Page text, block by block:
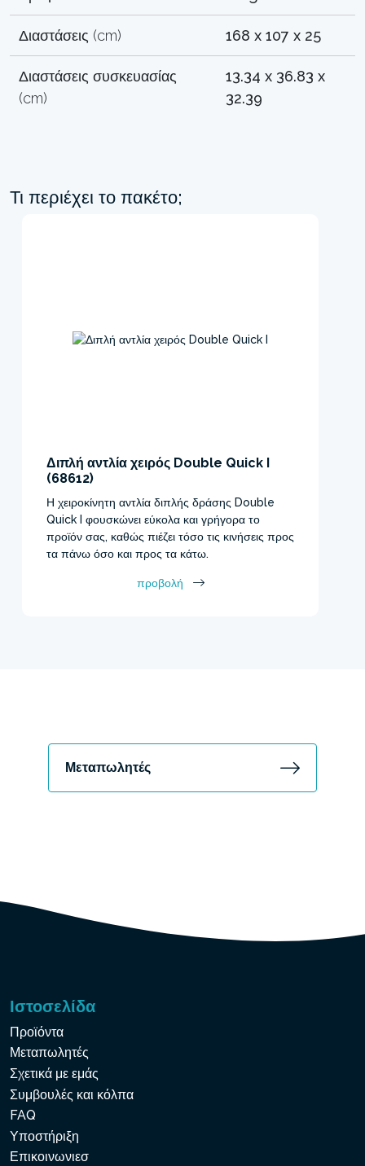
Διαστάσεις (cm) 168 x 107 x 25
Διαστάσεις συσκευασίας
(cm)
13.34 x 36.83 x
32.39
Τι περιέχει το πακέτο;
Διπλή αντλία χειρός Double Quick I
(68612)
Η χειροκίνητη αντλία διπλής δράσης Double
Quick I φουσκώνει εύκολα και γρήγορα το
προϊόν σας, καθώς πιέζει τόσο τις κινήσεις προς
τα πάνω όσο και προς τα κάτω.
προβολή
Μεταπωλητές
Ιστοσελίδα
Προϊόντα
Μεταπωλητές
Σχετικά με εμάς
Συμβουλές και κόλπα
FAQ
Υποστήριξη
Επικοινωνιεσ